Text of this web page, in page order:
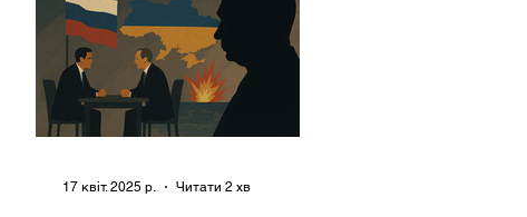
17 квіт. 2025 р. Читати 2 хв